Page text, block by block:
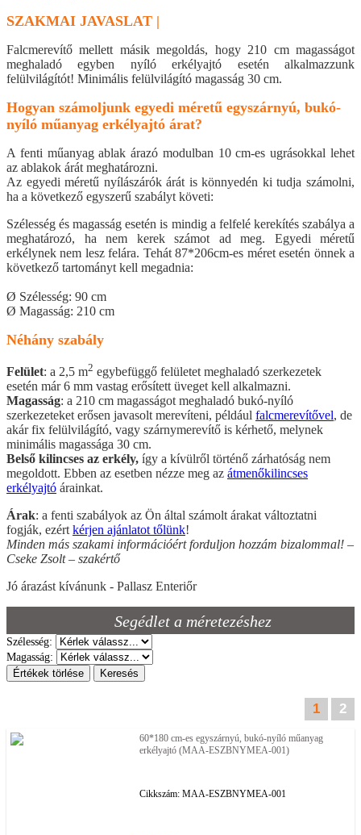
SZAKMAI JAVASLAT |
Falcmerevítő mellett másik megoldás, hogy 210 cm magasságot
meghaladó egyben nyíló erkélyajtó esetén alkalmazzunk
felülvilágítót! Minimális felülvilágító magasság 30 cm.
Hogyan számoljunk egyedi méretű egyszárnyú, bukó-
nyíló műanyag erkélyajtó árat?
A fenti műanyag ablak árazó modulban 10 cm-es ugrásokkal lehet
az ablakok árát meghatározni.
Az egyedi méretű nyílászárók árát is könnyedén ki tudja számolni,
ha a következő egyszerű szabályt követi:
Szélesség és magasság esetén is mindig a felfelé kerekítés szabálya a
meghatározó, ha nem kerek számot ad meg. Egyedi méretű
erkélynek nem lesz felára. Tehát 87*206cm-es méret esetén önnek a
következő tartományt kell megadnia:
Ø Szélesség: 90 cm
Ø Magasság: 210 cm
Néhány szabály
Felület: a 2,5 m2 egybefüggő felületet meghaladó szerkezetek
esetén már 6 mm vastag erősített üveget kell alkalmazni.
Magasság: a 210 cm magasságot meghaladó bukó-nyíló
szerkezeteket erősen javasolt merevíteni, például falcmerevítővel, de
akár fix felülvilágító, vagy szárnymerevítő is kérhető, melynek
minimális magassága 30 cm.
Belső kilincses az erkély, így a kívülről történő zárhatóság nem
megoldott. Ebben az esetben nézze meg az átmenőkilincses
erkélyajtó árainkat.
Árak: a fenti szabályok az Ön által számolt árakat változtatni
fogják, ezért kérjen ajánlatot tőlünk!
Minden más szakami információért forduljon hozzám bizalommal! –
Cseke Zsolt – szakértő
Jó árazást kívánunk - Pallasz Enteriőr
Segédlet a méretezéshez
Szélesség:
Magasság:
Értékek törlése
Keresés
1 2
60*180 cm-es egyszárnyú, bukó-nyíló műanyag
erkélyajtó (MAA-ESZBNYMEA-001)
Cikkszám: MAA-ESZBNYMEA-001